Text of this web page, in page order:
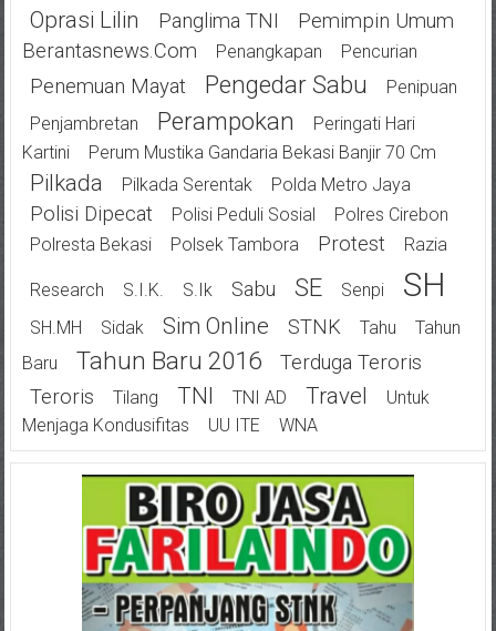
Oprasi Lilin Panglima TNI
Pemimpin Umum
Berantasnews.com
Penangkapan Pencurian
Penemuan Mayat Pengedar Sabu
Penipuan
Penjambretan
Perampokan
Peringati Hari
Kartini
Perum Mustika Gandaria Bekasi Banjir 70 Cm
Pilkada Pilkada Serentak Polda Metro Jaya
Polisi Dipecat Polisi Peduli Sosial
Polres Cirebon
Polresta Bekasi
Polsek Tambora Protest Razia
Research S.I.K. S.Ik Sabu SE Senpi SH
SH.MH Sidak Sim Online STNK Tahu
Tahun
Baru
Tahun Baru 2016
Terduga Teroris
Teroris
Tilang TNI TNI AD Travel
Untuk
Menjaga Kondusifitas
UU ITE WNA